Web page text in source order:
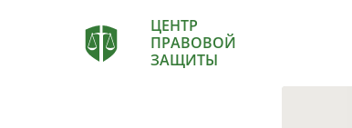
ЦЕНТР
ПРАВОВОЙ
ЗАЩИТЫ